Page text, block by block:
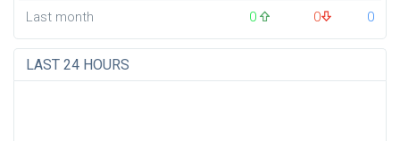
Last month
0 0 0
LAST 24 HOURS